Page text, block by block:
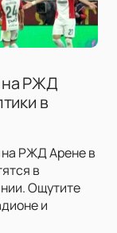
на РЖД
в
РЖД Арене в
в
Ощутите
и